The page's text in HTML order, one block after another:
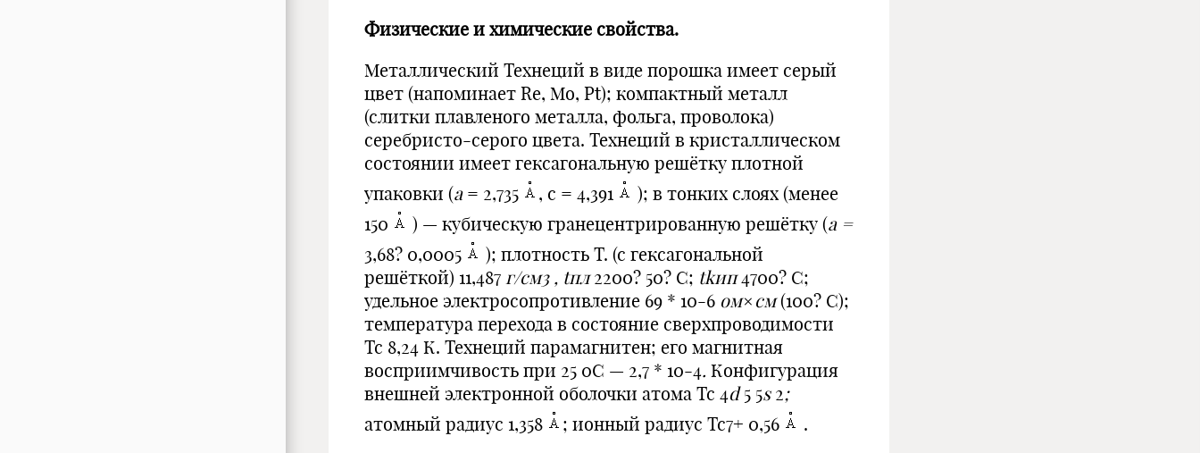
Физические и химические свойства.
Металлический Технеций в виде порошка имеет серый
цвет (напоминает Re, Mo, Pt); компактный металл
(слитки плавленого металла, фольга, проволока)
серебристо-серого цвета. Технеций в кристаллическом
состоянии имеет гексагональную решётку плотной
упаковки (а= 2,735 , с = 4,391
); в тонких слоях (менее
150
) — кубическую гранецентрированную решётку (а =
3,68? 0,0005
); плотность Т. (с гексагональной
решёткой) 11,487 г/см3 , tпл2200? 50? С; tkип4700? С;
удельное электросопротивление 69 * 10-6 ом×см(100? С);
температура перехода в состояние сверхпроводимости
Тс 8,24 К. Технеций парамагнитен; его магнитная
восприимчивость при 25 0С — 2,7 * 10-4. Конфигурация
внешней электронной оболочки атома Тс 4d5 5s2;
атомный радиус 1,358
; ионный радиус Тс7+ 0,56
.